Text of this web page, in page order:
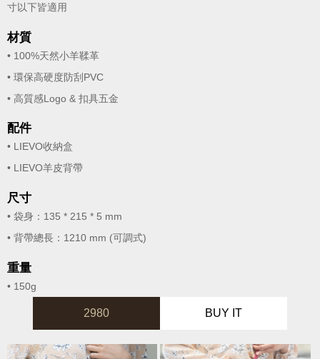
寸以下皆適用
材質
• 100%天然小羊鞣革
• 環保高硬度防刮PVC
• 高質感Logo & 扣具五金
配件
• LIEVO收納盒
• LIEVO羊皮背帶
尺寸
• 袋身：135 * 215 * 5 mm
• 背帶總長：1210 mm (可調式)
重量
• 150g
2980 BUY IT